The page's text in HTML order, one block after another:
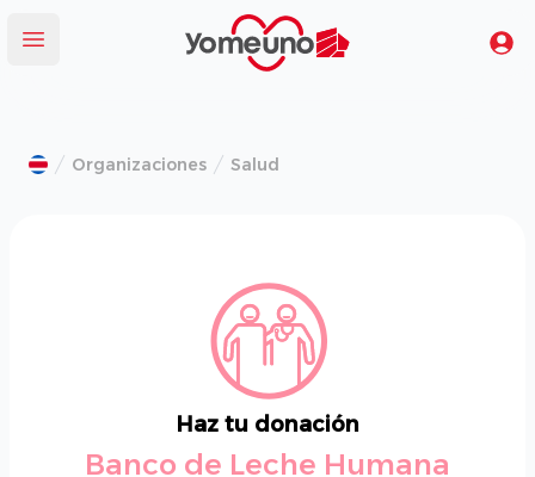
Abrir menú
Yomeuno.com
Organizaciones Salud
Haz tu donación
Banco de Leche Humana